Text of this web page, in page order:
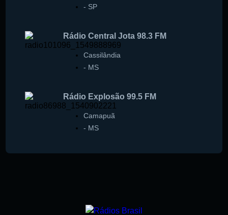
- SP
Rádio Central Jota 98.3 FM
Cassilândia
- MS
Rádio Explosão 99.5 FM
Camapuã
- MS